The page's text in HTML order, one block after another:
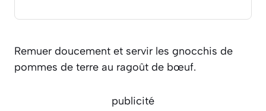
Remuer doucement et servir les gnocchis de
pommes de terre au ragoût de bœuf.
publicité